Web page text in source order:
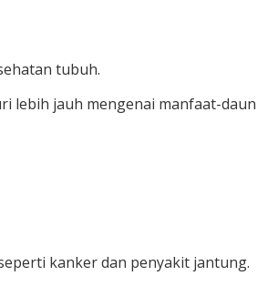
tubuh.
lebih jauh mengenai manfaat-daun
kanker dan penyakit jantung.